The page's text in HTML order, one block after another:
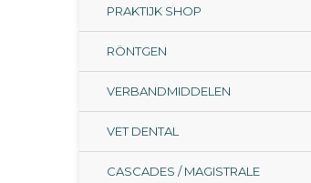
PRAKTIJK SHOP
RÖNTGEN
VERBANDMIDDELEN
VET DENTAL
CASCADES / MAGISTRALE